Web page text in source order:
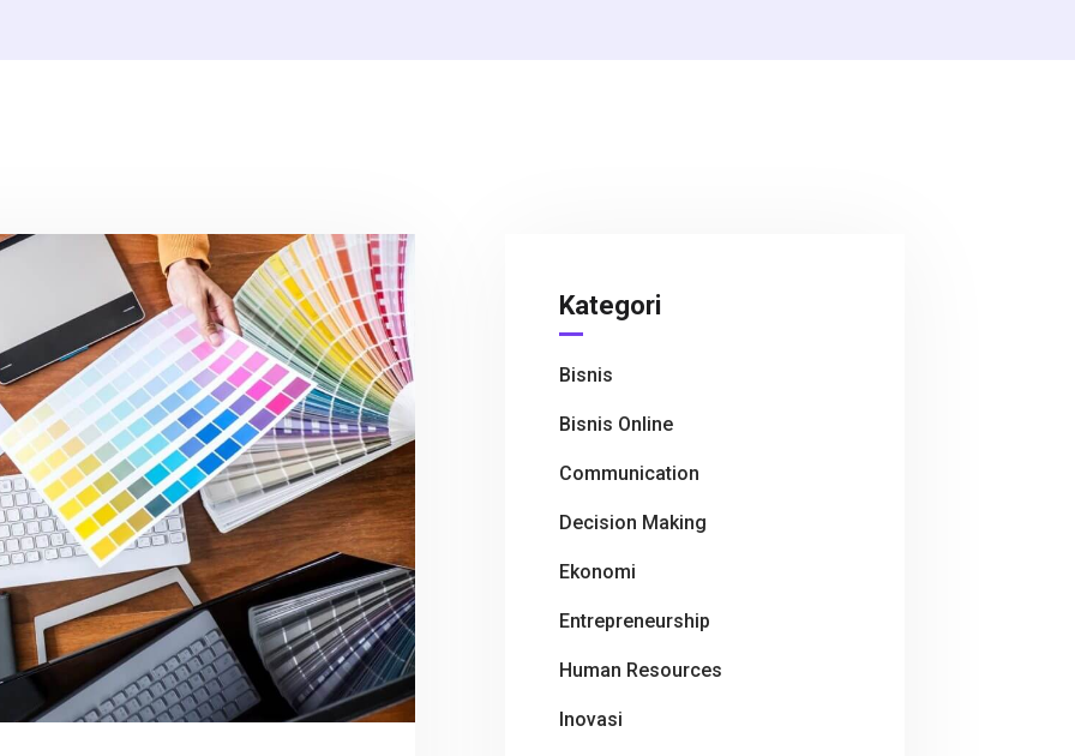
Kategori
Bisnis
Bisnis Online
Communication
Decision Making
Ekonomi
Entrepreneurship
Human Resources
Inovasi